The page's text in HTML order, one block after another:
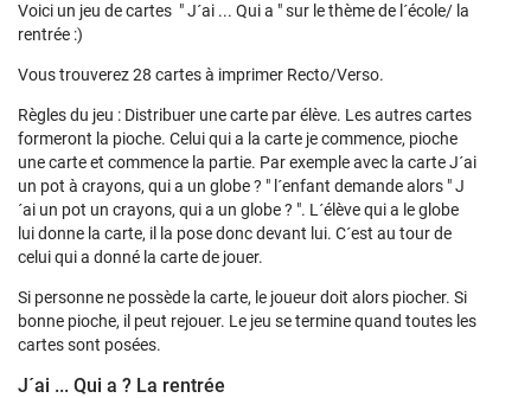
Voici un jeu de cartes " J´ai ... Qui a " sur le thème de l´école/ la
rentrée :)
Vous trouverez 28 cartes à imprimer Recto/Verso.
Règles du jeu : Distribuer une carte par élève. Les autres cartes
formeront la pioche. Celui qui a la carte je commence, pioche
une carte et commence la partie. Par exemple avec la carte J´ai
un pot à crayons, qui a un globe ? " l´enfant demande alors " J
´ai un pot un crayons, qui a un globe ? ". L´élève qui a le globe
lui donne la carte, il la pose donc devant lui. C´est au tour de
celui qui a donné la carte de jouer.
Si personne ne possède la carte, le joueur doit alors piocher. Si
bonne pioche, il peut rejouer. Le jeu se termine quand toutes les
cartes sont posées.
J´ai ... Qui a ? La rentrée